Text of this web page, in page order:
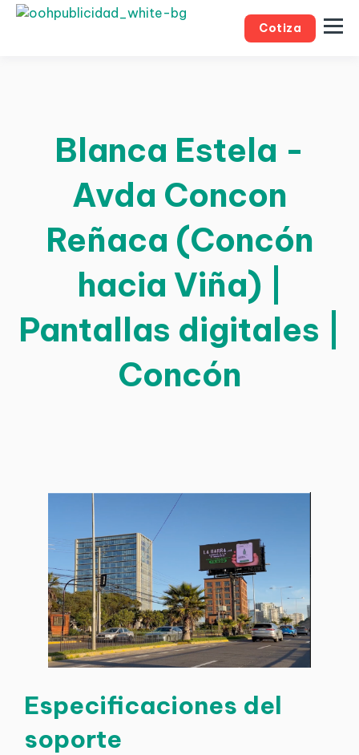
Cotiza
Blanca Estela -
Avda Concon
Reñaca (Concón
hacia Viña) |
Pantallas digitales |
Concón
Especificaciones del
soporte